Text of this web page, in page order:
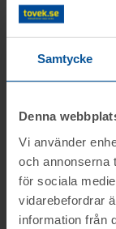
Samtycke
Denna
Vi använder
och annonserna
för sociala
vidarebefordrar
information från
Utgångspris:
Slagavgift:
Traktorer,
i Nybro
Frågor